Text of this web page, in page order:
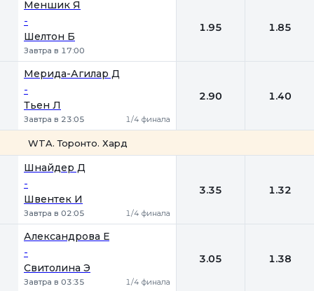
Меншик Я
-
Шелтон Б
Завтра в 17:00
1.95 1.85
Мерида-Агилар Д
-
Тьен Л
Завтра в 23:05 1/4 финала
2.90 1.40
WTA. Торонто. Хард
Шнайдер Д
-
Швентек И
Завтра в 02:05 1/4 финала
3.35 1.32
Александрова Е
-
Свитолина Э
Завтра в 03:35 1/4 финала
3.05 1.38